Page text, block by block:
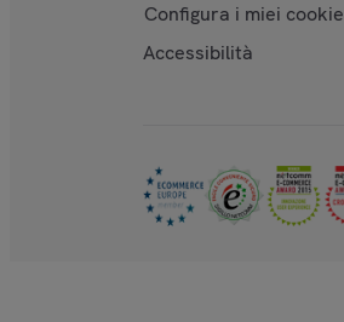
Configura i miei cookie
Accessibilità